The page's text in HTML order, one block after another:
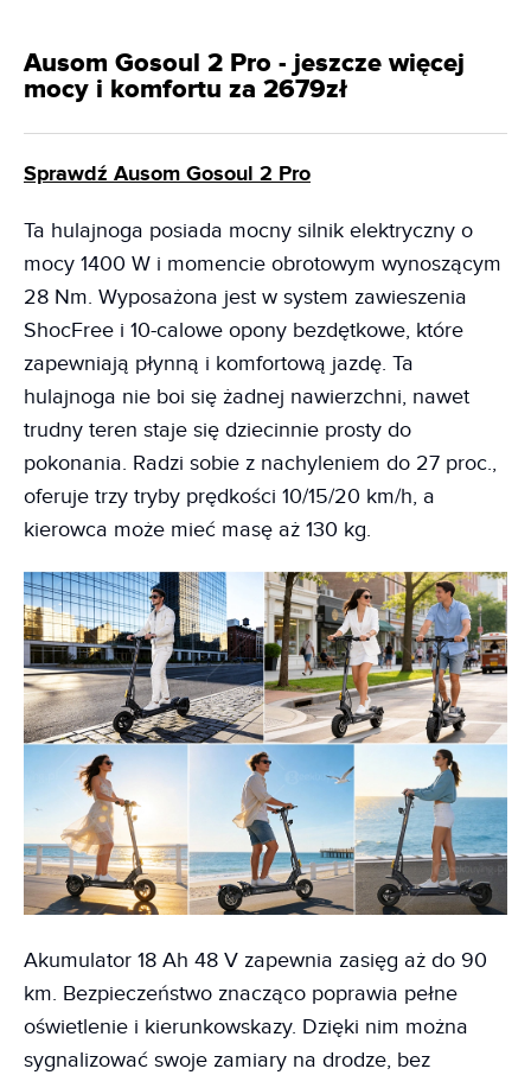
Ausom Gosoul 2 Pro - jeszcze więcej
mocy i komfortu za 2679zł
Sprawdź Ausom Gosoul 2 Pro
Ta hulajnoga posiada mocny silnik elektryczny o
mocy 1400 W i momencie obrotowym wynoszącym
28 Nm. Wyposażona jest w system zawieszenia
ShocFree i 10-calowe opony bezdętkowe, które
zapewniają płynną i komfortową jazdę. Ta
hulajnoga nie boi się żadnej nawierzchni, nawet
trudny teren staje się dziecinnie prosty do
pokonania. Radzi sobie z nachyleniem do 27 proc.,
oferuje trzy tryby prędkości 10/15/20 km/h, a
kierowca może mieć masę aż 130 kg.
Akumulator 18 Ah 48 V zapewnia zasięg aż do 90
km. Bezpieczeństwo znacząco poprawia pełne
oświetlenie i kierunkowskazy. Dzięki nim można
sygnalizować swoje zamiary na drodze, bez